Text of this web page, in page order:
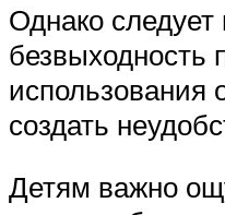
Однако
безвыходность
использования
создать
Детям важно